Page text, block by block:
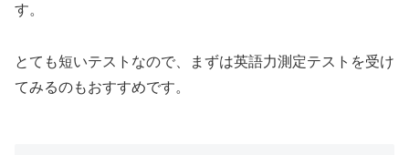
す。
とても短いテストなので、まずは英語力測定テストを受け
てみるのもおすすめです。